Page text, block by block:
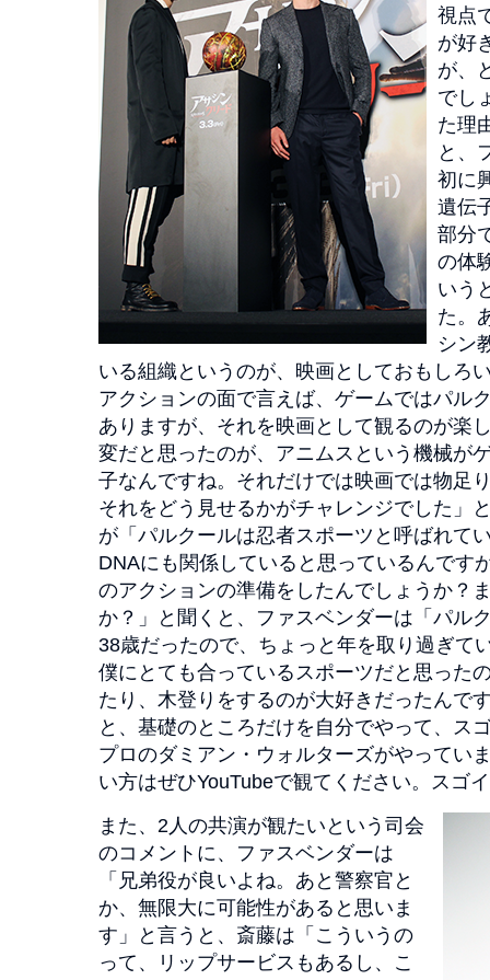
視点
が好
が、
でし
た理
と、
初に
遺伝
部分
の体
いう
た。
シン
いる組織というのが、映画としておもしろ
アクションの面で言えば、ゲームではパル
ありますが、それを映画として観るのが楽
変だと思ったのが、アニムスという機械が
子なんですね。それだけでは映画では物足
それをどう見せるかがチャレンジでした」
が「パルクールは忍者スポーツと呼ばれて
DNAにも関係していると思っているんです
のアクションの準備をしたんでしょうか？
か？」と聞くと、ファスベンダーは「パル
38歳だったので、ちょっと年を取り過ぎて
僕にとても合っているスポーツだと思った
たり、木登りをするのが大好きだったんで
と、基礎のところだけを自分でやって、ス
プロのダミアン・ウォルターズがやってい
い方はぜひYouTubeで観てください。スゴ
また、2人の共演が観たいという司会
のコメントに、ファスベンダーは
「兄弟役が良いよね。あと警察官と
か、無限大に可能性があると思いま
す」と言うと、斎藤は「こういうの
って、リップサービスもあるし、こ